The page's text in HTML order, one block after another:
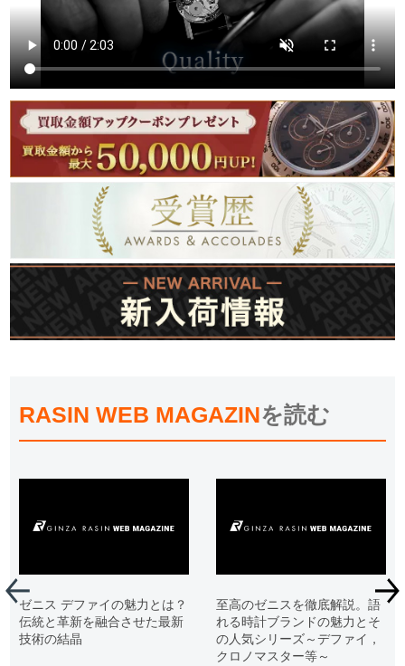
RASIN WEB MAGAZINを読む
ゼニス デファイの魅力とは？
伝統と革新を融合させた最新
技術の結晶
至高のゼニスを徹底解説。語
れる時計ブランドの魅力とそ
の人気シリーズ～デファイ，
クロノマスター等～